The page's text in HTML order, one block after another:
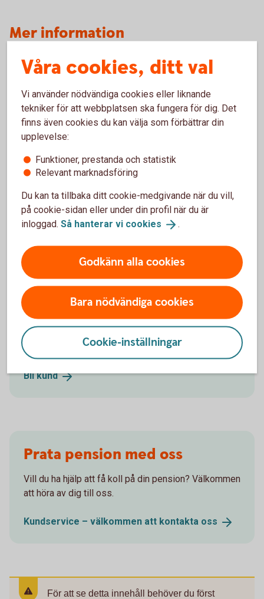
Mer information
Tilläggspension – mer information
Ansök om allmän pension
(pensionsmyndigheten.se)
Kontakta oss
Välkommen att bli kund!
Bli kund och starta ett eget sparande till pensionen.
Blikund
Prata pension med oss
Vill du ha hjälp att få koll på din pension? Välkommen
att höra av dig till oss.
Kundservice – välkommen att kontakta oss
För att se detta innehåll behöver du först
Våra cookies, ditt val
Vi använder nödvändiga cookies eller liknande
tekniker för att webbplatsen ska fungera för dig. Det
finns även cookies du kan välja som förbättrar din
upplevelse:
Funktioner, prestanda och statistik
Relevant marknadsföring
Du kan ta tillbaka ditt cookie-medgivande när du vill,
på cookie-sidan eller under din profil när du är
inloggad. Så hanterar vi cookies .
Godkänn alla cookies
Bara nödvändiga cookies
Cookie-inställningar